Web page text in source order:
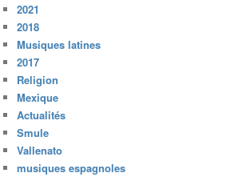
2021
2018
Musiques latines
2017
Religion
Mexique
Actualités
Smule
Vallenato
musiques espagnoles